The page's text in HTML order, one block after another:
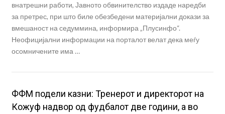
внатрешни работи, Јавното обвинителство издаде наредби
за претрес, при што биле обезбедени материјални докази за
вмешаност на седуммина, информира „Плусинфо“.
Неофицијални информации на порталот велат дека меѓу
осомничените има …
ФФМ подели казни: Тренерот и директорот на
Кожуф надвор од фудбалот две години, а во